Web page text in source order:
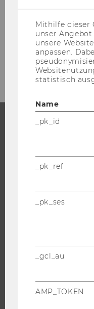
Mas­ter­stu­di­um
ZUM MAS­TER­GUI­DE
WARUM WU?
BACHELOR
DOKTORAT / PHD
INFORMATIONEN FÜR
INTERNATIONALE UND
ANGEBOTE FÜR
STUDENT CLUBS
Mithilfe dieser
unser
unsere
anpassen.
statistisch
Name
_pk_id
_pk_ref
_pk_ses
_gcl_au
AMP_TOKEN